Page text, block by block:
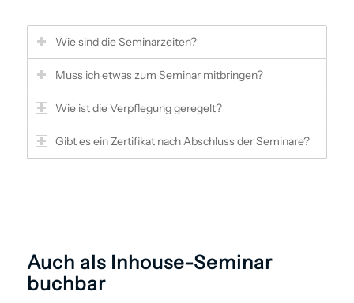
Wie sind die Seminarzeiten?
Muss ich etwas zum Seminar mitbringen?
Wie ist die Verpflegung geregelt?
Gibt es ein Zertifikat nach Abschluss der Seminare?
Auch als Inhouse-Seminar
buchbar